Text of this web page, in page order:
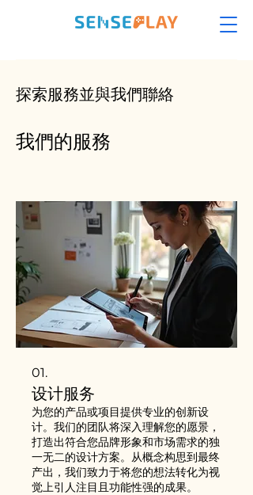
探索服務並與我們聯絡
我們的服務
01.
设计服务
为您的产品或项目提供专业的创新设
计。我们的团队将深入理解您的愿景，
打造出符合您品牌形象和市场需求的独
一无二的设计方案。从概念构思到最终
产出，我们致力于将您的想法转化为视
觉上引人注目且功能性强的成果。